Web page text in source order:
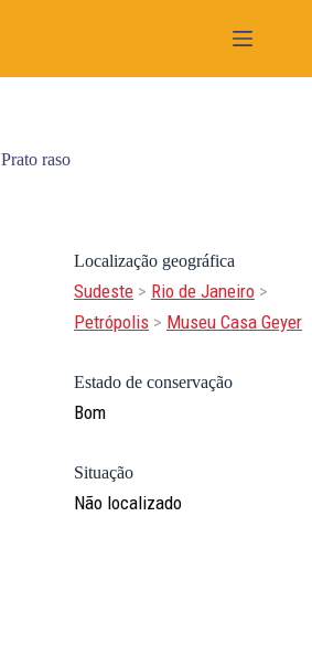
Prato raso
Localização geográfica
Sudeste > Rio de Janeiro >
Petrópolis > Museu Casa Geyer
Estado de conservação
Bom
Situação
Não localizado